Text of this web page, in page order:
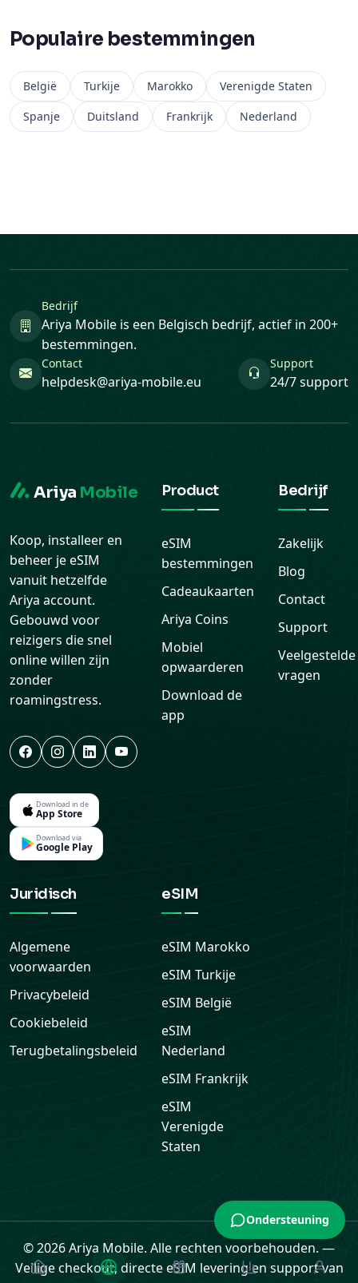
Populaire bestemmingen
België Turkije Marokko
Verenigde Staten
Spanje
Duitsland Frankrijk Nederland
Bedrijf
Ariya Mobile is een Belgisch bedrijf, actief in 200+
bestemmingen.
Contact
helpdesk@ariya-mobile.eu
Support
24/7 support
Ariya Mobile
Koop, installeer en
beheer je eSIM
vanuit hetzelfde
Ariya account.
Gebouwd voor
reizigers die snel
online willen zijn
zonder
roamingstress.
Download in de
App Store
Download via
Google Play
Product
eSIM
bestemmingen
Cadeaukaarten
Ariya Coins
Mobiel
opwaarderen
Download de
app
Bedrijf
Zakelijk
Blog
Contact
Support
Veelgestelde
vragen
Juridisch
Algemene
voorwaarden
Privacybeleid
Cookiebeleid
Terugbetalingsbeleid
eSIM
eSIM Marokko
eSIM Turkije
eSIM België
eSIM
Nederland
eSIM Frankrijk
eSIM
Verenigde
Staten
© 2026 Ariya Mobile. Alle rechten voorbehouden. —
Veilige checkout, directe eSIM levering en support van
Ondersteuning